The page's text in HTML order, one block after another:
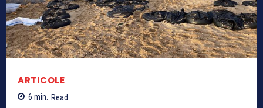
ARTICOLE
6 min. Read